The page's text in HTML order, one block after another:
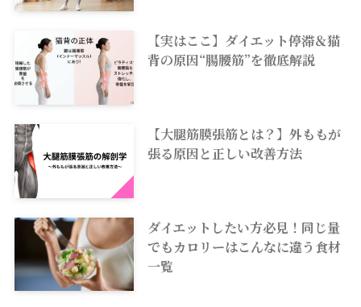
【実はここ】ダイエット停滞＆猫
背の原因“腸腰筋”を徹底解説
【大腿筋膜張筋とは？】外ももが
張る原因と正しい改善方法
ダイエットしたい方必見！同じ量
でもカロリーはこんなに違う食材
一覧